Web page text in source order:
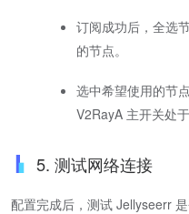
订阅成功后，全选
的节点。
选中希望使用的节
V2RayA 主开关处于
5. 测试网络连接
配置完成后，测试 Jellyseerr